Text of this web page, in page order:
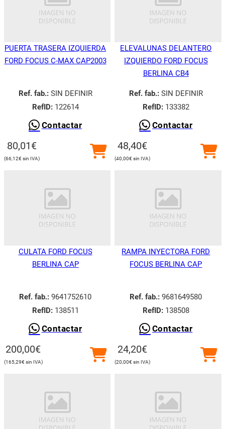
PUERTA TRASERA IZQUIERDA
FORD FOCUS C-MAX CAP2003
Ref. fab.:SIN DEFINIR
RefID:122614
Contactar
80,01€
66,12€
ELEVALUNAS DELANTERO
IZQUIERDO FORD FOCUS
BERLINA CB4
Ref. fab.:SIN DEFINIR
RefID:133382
Contactar
48,40€
40,00€
CULATA FORD FOCUS
BERLINA CAP
Ref. fab.: 9641752610
RefID:138511
Contactar
200,00€
165,29€
RAMPA INYECTORA FORD
FOCUS BERLINA CAP
Ref. fab.: 9681649580
RefID:138508
Contactar
24,20€
20,00€